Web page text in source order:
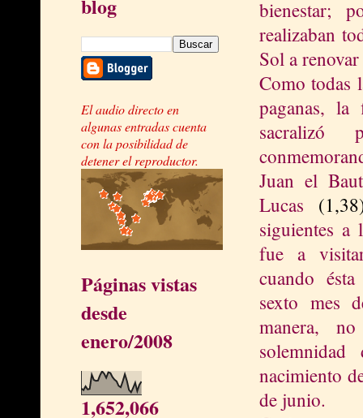
blog
El audio directo en
algunas entradas cuenta
con la posibilidad de
detener el reproductor.
Páginas vistas
desde
enero/2008
1,652,066
bienestar;
realizaban
Sol a
Como todas
paganas, la
sacralizó
Juan el
Lucas
siguientes a
fue a
cuando
sexto mes
manera,
nacimiento
de junio.